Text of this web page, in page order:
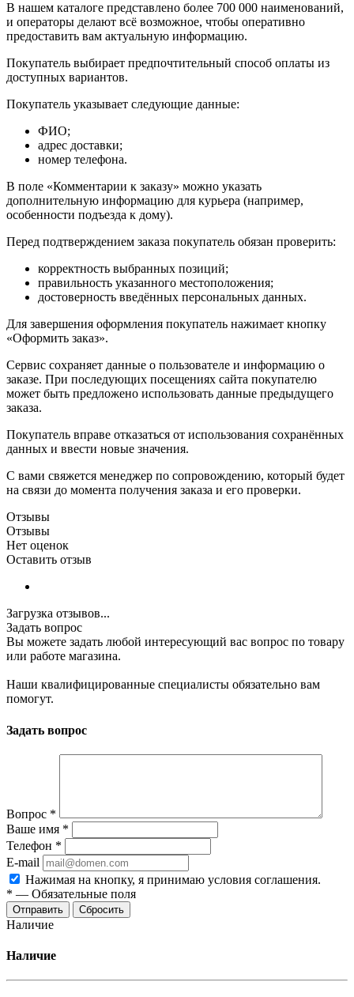
В нашем каталоге представлено более 700 000 наименований,
и операторы делают всё возможное, чтобы оперативно
предоставить вам актуальную информацию.
Покупатель выбирает предпочтительный способ оплаты из
доступных вариантов.
Покупатель указывает следующие данные:
ФИО;
адрес доставки;
номер телефона.
В поле «Комментарии к заказу» можно указать
дополнительную информацию для курьера (например,
особенности подъезда к дому).
Перед подтверждением заказа покупатель обязан проверить:
корректность выбранных позиций;
правильность указанного местоположения;
достоверность введённых персональных данных.
Для завершения оформления покупатель нажимает кнопку
«Оформить заказ».
Сервис сохраняет данные о пользователе и информацию о
заказе. При последующих посещениях сайта покупателю
может быть предложено использовать данные предыдущего
заказа.
Покупатель вправе отказаться от использования сохранённых
данных и ввести новые значения.
С вами свяжется менеджер по сопровождению, который будет
на связи до момента получения заказа и его проверки.
Отзывы
Отзывы
Нет оценок
Оставить отзыв
Загрузка отзывов...
Задать вопрос
Вы можете задать любой интересующий вас вопрос по товару
или работе магазина.
Наши квалифицированные специалисты обязательно вам
помогут.
Задать вопрос
Вопрос *
Ваше имя *
Телефон *
E-mail
Нажимая на кнопку, я принимаю условия соглашения.
* — Обязательные поля
Отправить Сбросить
Наличие
Наличие